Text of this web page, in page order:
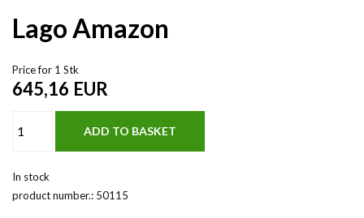
Lago Amazon
Price for 1 Stk
645,16 EUR
In stock
product number.: 50115